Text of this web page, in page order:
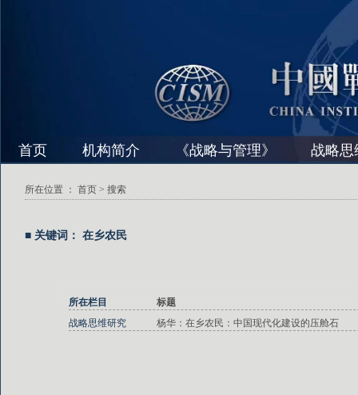
首页 机构简介 《战略与管理》 战略思
所在位置 ： 首页 > 搜索
■ 关键词： 在乡农民
所在栏目
标题
战略思维研究
杨华：在乡农民：中国现代化建设的压舱石